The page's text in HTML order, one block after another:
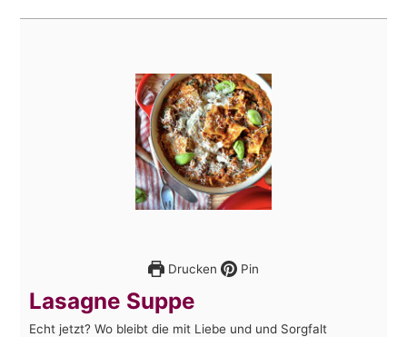
Drucken Pin
Lasagne Suppe
Echt jetzt? Wo bleibt die mit Liebe und und Sorgfalt